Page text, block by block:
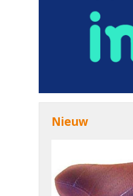
Nieuw